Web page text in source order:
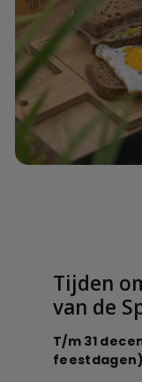
Tijden
van de
T/m 31
feestdagen)